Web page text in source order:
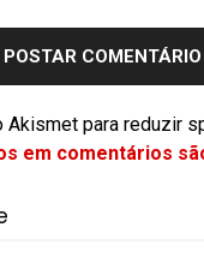
para reduzir
em comentários